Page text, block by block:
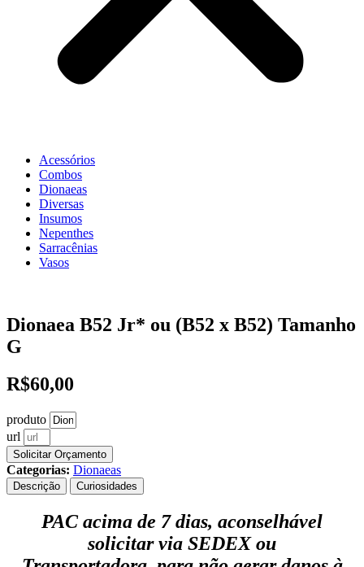
Acessórios
Combos
Dionaeas
Diversas
Insumos
Nepenthes
Sarracênias
Vasos
Dionaea B52 Jr* ou (B52 x B52) Tamanho
G
R$60,00
produto
url
Solicitar Orçamento
Categorias: Dionaeas
Descrição Curiosidades
PAC acima de 7 dias, aconselhável
solicitar via SEDEX ou